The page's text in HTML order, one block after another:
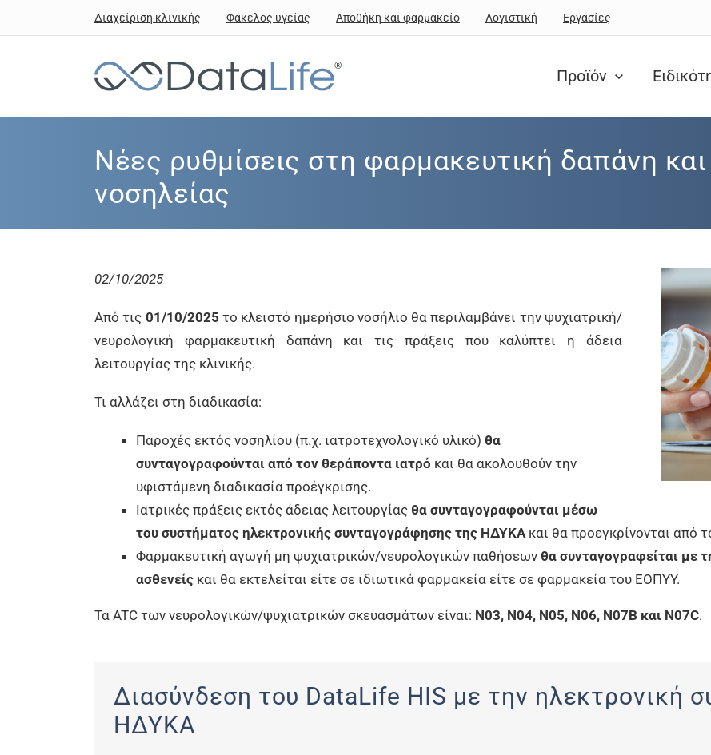
Διαχείριση κλινικής Φάκελος υγείας Αποθήκη και φαρμακείο Λογιστική Εργασίες
®
Προϊόν
Νέες ρυθμίσεις στη φαρμακευτική δαπάνη
νοσηλείας
02/10/2025
Από τις 01/10/2025 το κλειστό ημερήσιο νοσήλιο θα περιλαμβάνει την ψυχιατρική/
νευρολογική φαρμακευτική δαπάνη και τις πράξεις που καλύπτει η άδεια
λειτουργίας της κλινικής.
Τι αλλάζει στη διαδικασία:
Παροχές εκτός νοσηλίου (π.χ. ιατροτεχνολογικό υλικό) θα
συνταγογραφούνται από τον θεράποντα ιατρό και θα ακολουθούν την
υφιστάμενη διαδικασία προέγκρισης.
Ιατρικές πράξεις εκτός άδειας λειτουργίας θα συνταγογραφούνται μέσω
του συστήματος ηλεκτρονικής συνταγογράφησης της ΗΔΥΚΑκαι θα προεγκρίνονται από
Φαρμακευτική αγωγή μη ψυχιατρικών/νευρολογικών παθήσεων θα συνταγογραφείται με
ασθενείςκαι θα εκτελείται είτε σε ιδιωτικά φαρμακεία είτε σε φαρμακεία του ΕΟΠΥΥ.
Τα ATC των νευρολογικών/ψυχιατρικών σκευασμάτων είναι: N03, N04, N05, N06, N07B και N07C.
Διασύνδεση του DataLife HIS με την ηλεκτρονική
ΗΔΥΚΑ